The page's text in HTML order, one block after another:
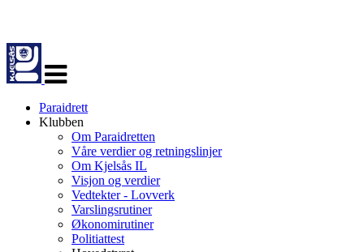
navigasjon
Paraidrett
Klubben
Om Paraidretten
Våre verdier og retningslinjer
Om Kjelsås IL
Visjon og verdier
Vedtekter - Lovverk
Varslingsrutiner
Økonomirutiner
Politiattest